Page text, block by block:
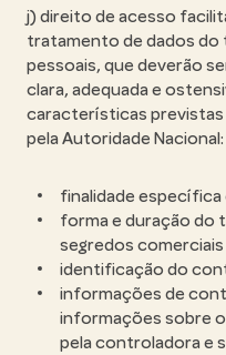
j) direito de acesso
tratamento de dados do
pessoais, que deverão
clara, adequada e
características
pela Autoridade Nacional:
finalidade
forma e duração do
segredos
identificação do
informações de
informações sobre
pela controladora e